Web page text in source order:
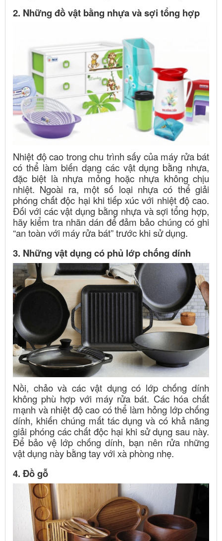
2. Những đồ vật bằng nhựa và sợi tổng hợp
Nhiệt độ cao trong chu trình sấy của máy rửa bát
có thể làm biến dạng các vật dụng bằng nhựa,
đặc biệt là nhựa mỏng hoặc nhựa không chịu
nhiệt. Ngoài ra, một số loại nhựa có thể giải
phóng chất độc hại khi tiếp xúc với nhiệt độ cao.
Đối với các vật dụng bằng nhựa và sợi tổng hợp,
hãy kiểm tra nhãn dán để đảm bảo chúng có ghi
“an toàn với máy rửa bát” trước khi sử dụng.
3. Những vật dụng có phủ lớp chống dính
Nồi, chảo và các vật dụng có lớp chống dính
không phù hợp với máy rửa bát. Các hóa chất
mạnh và nhiệt độ cao có thể làm hỏng lớp chống
dính, khiến chúng mất tác dụng và có khả năng
giải phóng các chất độc hại khi sử dụng sau này.
Để bảo vệ lớp chống dính, bạn nên rửa những
vật dụng này bằng tay với xà phòng nhẹ.
4. Đồ gỗ